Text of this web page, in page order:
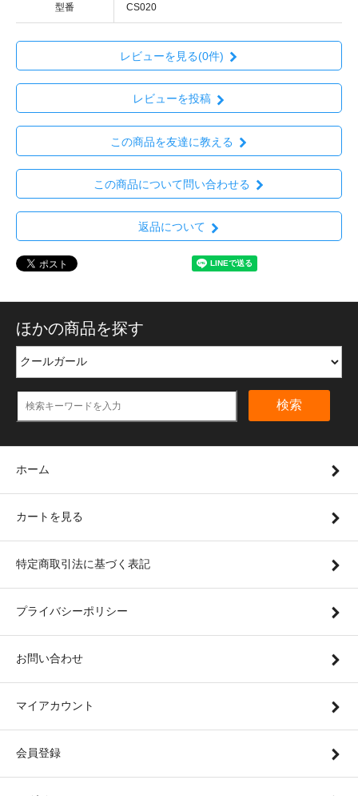
型番 CS020
レビューを見る(0件)
レビューを投稿
この商品を友達に教える
この商品について問い合わせる
返品について
ほかの商品を探す
検索
ホーム
カートを見る
特定商取引法に基づく表記
プライバシーポリシー
お問い合わせ
マイアカウント
会員登録